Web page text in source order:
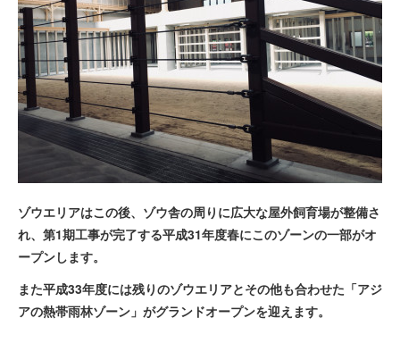
ゾウエリアはこの後、ゾウ舎の周りに広大な屋外飼育場が整備さ
れ、第1期工事が完了する平成31年度春にこのゾーンの一部がオ
ープンします。
また平成33年度には残りのゾウエリアとその他も合わせた「アジ
アの熱帯雨林ゾーン」がグランドオープンを迎えます。